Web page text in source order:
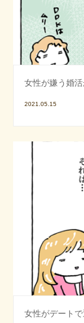
女性が嫌う婚
2021.05.15
女性がデート